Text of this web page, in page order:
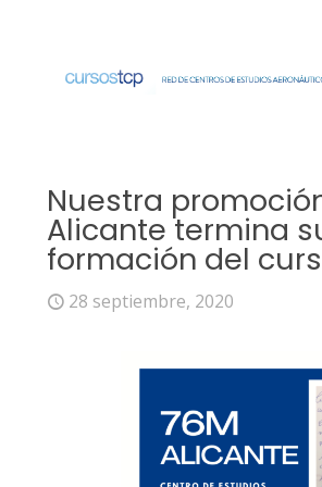
Nuestra
Alicante termina
formación del
28 septiembre, 2020